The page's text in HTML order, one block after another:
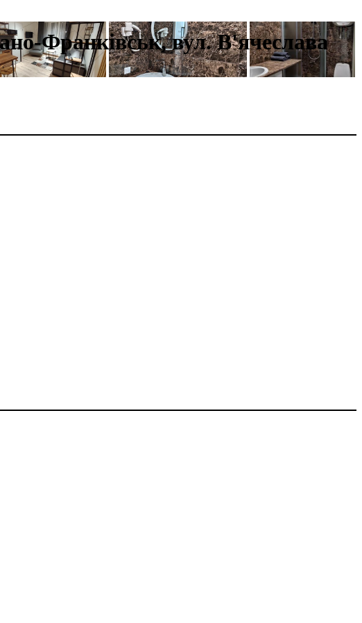
Франківськ, вул. В'ячеслава